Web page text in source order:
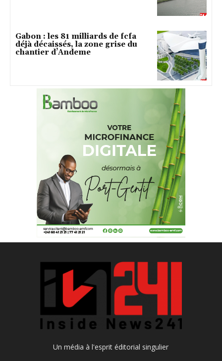
Gabon : les 81 milliards de fcfa
déjà décaissés, la zone grise du
chantier d’Andeme
Un média à l'esprit éditorial singulier